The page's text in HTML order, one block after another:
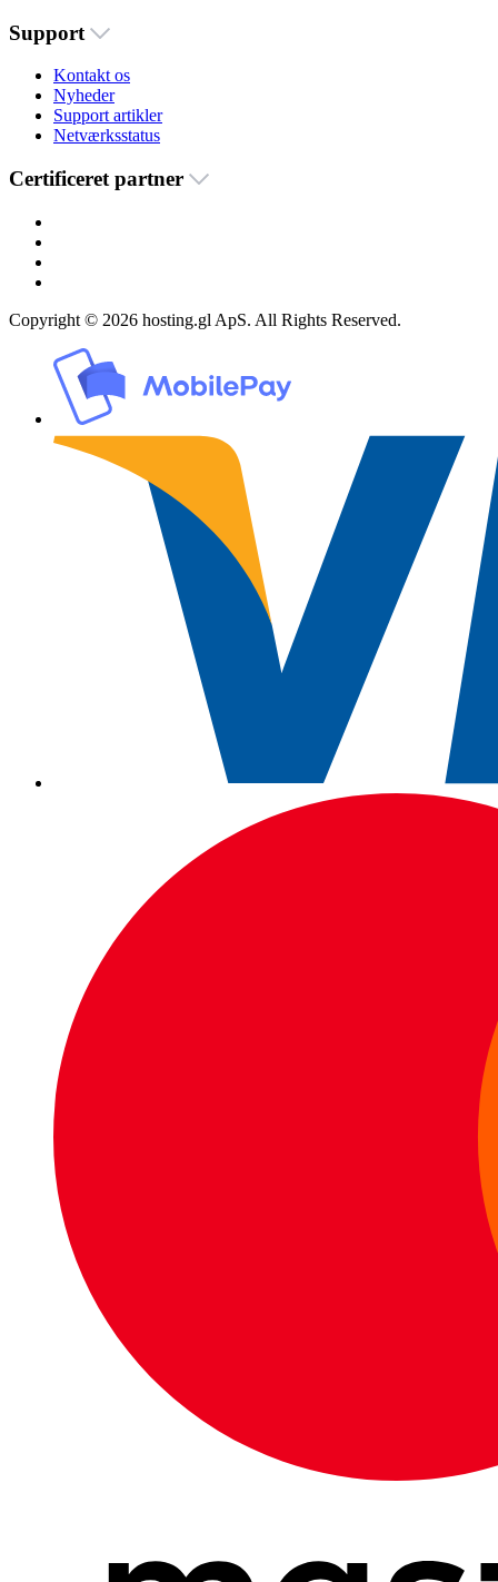
Support
Kontakt os
Nyheder
Support artikler
Netværksstatus
Certificeret partner
Copyright © 2026 hosting.gl ApS. All Rights Reserved.